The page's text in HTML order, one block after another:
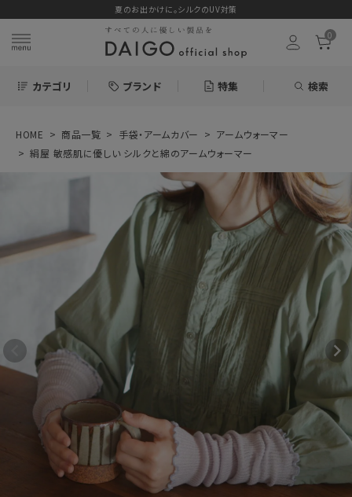
夏のお出かけに。シルクのUV対策
0
カテゴリ ブランド 特集 検索
search
絹屋 敏感肌に優
しい シルクと綿の
アームウォーマー
2,750円 (税込)
新着＆再入荷商品
カテゴリーから探す
HOME 商品一覧 手袋・アームカバー
アームウォーマー
絹屋 敏感肌に優しい シルクと綿のアームウォーマー